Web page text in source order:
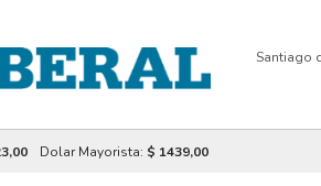
Santiago
Dolar Mayorista: $ 1439,00